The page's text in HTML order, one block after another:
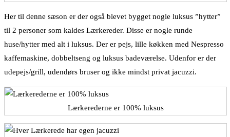
Her til denne sæson er der også blevet bygget nogle luksus ”hytter”
til 2 personer som kaldes Lærkereder. Disse er nogle runde
huse/hytter med alt i luksus. Der er pejs, lille køkken med Nespresso
kaffemaskine, dobbeltseng og luksus badeværelse. Udenfor er der
udepejs/grill, udendørs bruser og ikke mindst privat jacuzzi.
Lærkerederne er 100% luksus